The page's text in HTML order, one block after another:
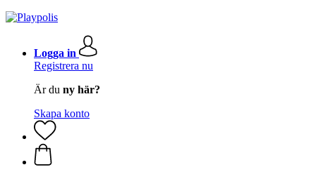
Logga in
Registrera nu
Är du ny här?
Skapa konto